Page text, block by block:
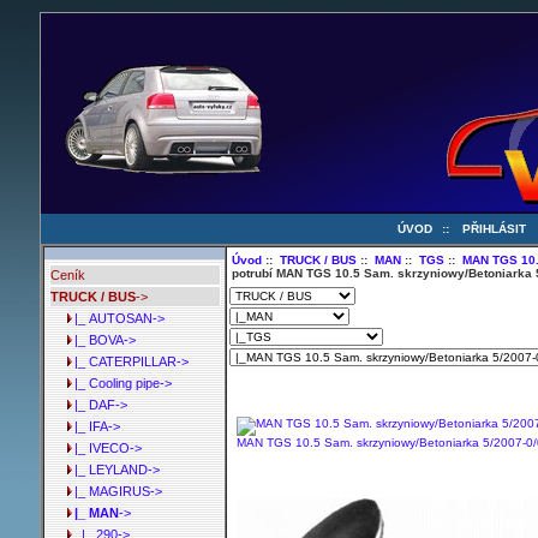
ÚVOD :: PŘIHLÁSIT
Ceník
TRUCK / BUS->
|_ AUTOSAN->
|_ BOVA->
|_ CATERPILLAR->
|_ Cooling pipe->
|_ DAF->
|_ IFA->
|_ IVECO->
|_ LEYLAND->
|_ MAGIRUS->
|_ MAN->
|_ 290->
Úvod ::TRUCK / BUS ::MAN ::TGS ::MAN TGS
potrubí MAN TGS 10.5 Sam. skrzyniowy/Betoniarka
MAN TGS 10.5 Sam. skrzyniowy/Betoniarka 5/2007-